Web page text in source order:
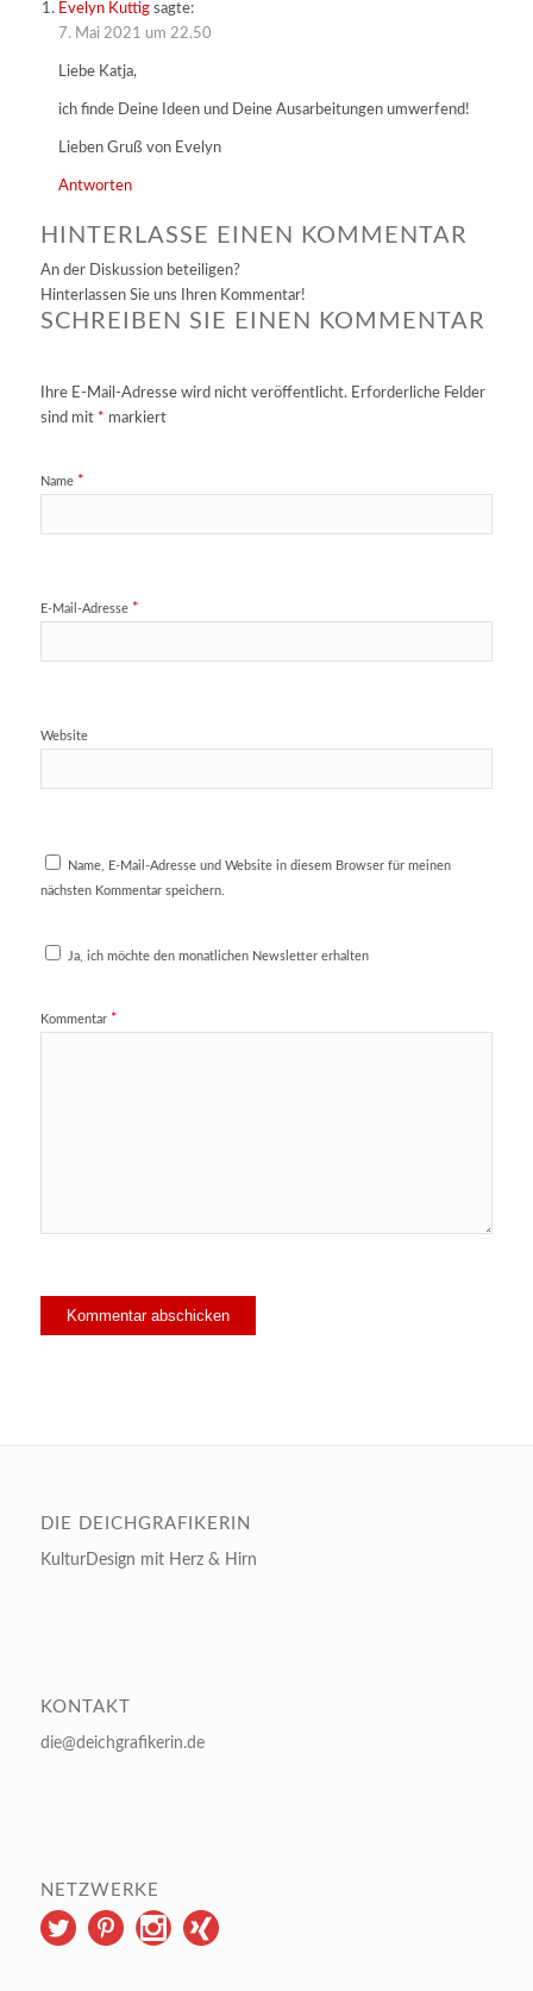
Evelyn Kuttig sagte:
7. Mai 2021 um 22.50
Liebe Katja,
ich finde Deine Ideen und Deine Ausarbeitungen umwerfend!
Lieben Gruß von Evelyn
Antworten
HINTERLASSE EINEN KOMMENTAR
An der Diskussion beteiligen?
Hinterlassen Sie uns Ihren Kommentar!
SCHREIBEN SIE EINEN KOMMENTAR
Ihre E-Mail-Adresse wird nicht veröffentlicht. Erforderliche Felder
sind mit * markiert
Name *
E-Mail-Adresse *
Website
Name, E-Mail-Adresse und Website in diesem Browser für meinen
nächsten Kommentar speichern.
Ja, ich möchte den monatlichen Newsletter erhalten
Kommentar *
DIE DEICHGRAFIKERIN
KulturDesign mit Herz & Hirn
KONTAKT
die@deichgrafikerin.de
NETZWERKE